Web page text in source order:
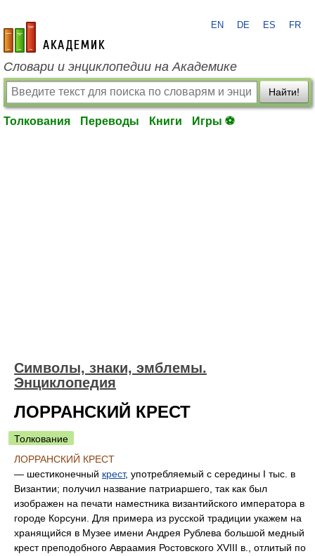
academic.ru
EN DE ES FR
Словари и энциклопедии на Академике
Найти!
Толкования Переводы Книги Игры ⚽
Символы, знаки, эмблемы.
Энциклопедия
ЛОРРАНСКИЙ КРЕСТ
Толкование
ЛОРРАНСКИЙ КРЕСТ
— шестиконечный крест, употребляемый с середины I тыс. в
Византии; получил название патриаршего, так как был
изображен на печати наместника византийского императора в
городе Корсуни. Для примера из русской традиции укажем на
хранящийся в Музее имени Андрея Рублева большой медный
крест преподобного Авраамия Ростовского XVIII в., отлитый по